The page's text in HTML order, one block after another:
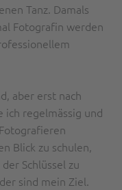
Tanz. Damals
Fotografin werden
aber erst nach
regelmässig und
Blick zu schulen,
Schlüssel zu
sind mein Ziel.